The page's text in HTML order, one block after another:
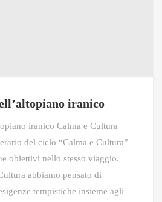
iranico
iranico Calma e Cultura
del ciclo “Calma e Cultura”
obiettivi nello stesso viaggio.
abbiamo pensato di
tempistiche insieme agli